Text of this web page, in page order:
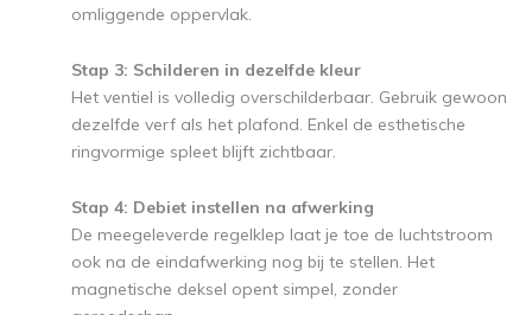
omliggende oppervlak.
Stap 3: Schilderen in dezelfde kleur
Het ventiel is volledig overschilderbaar. Gebruik gewoon
dezelfde verf als het plafond. Enkel de esthetische
ringvormige spleet blijft zichtbaar.
Stap 4: Debiet instellen na afwerking
De meegeleverde regelklep laat je toe de luchtstroom
ook na de eindafwerking nog bij te stellen. Het
magnetische deksel opent simpel, zonder